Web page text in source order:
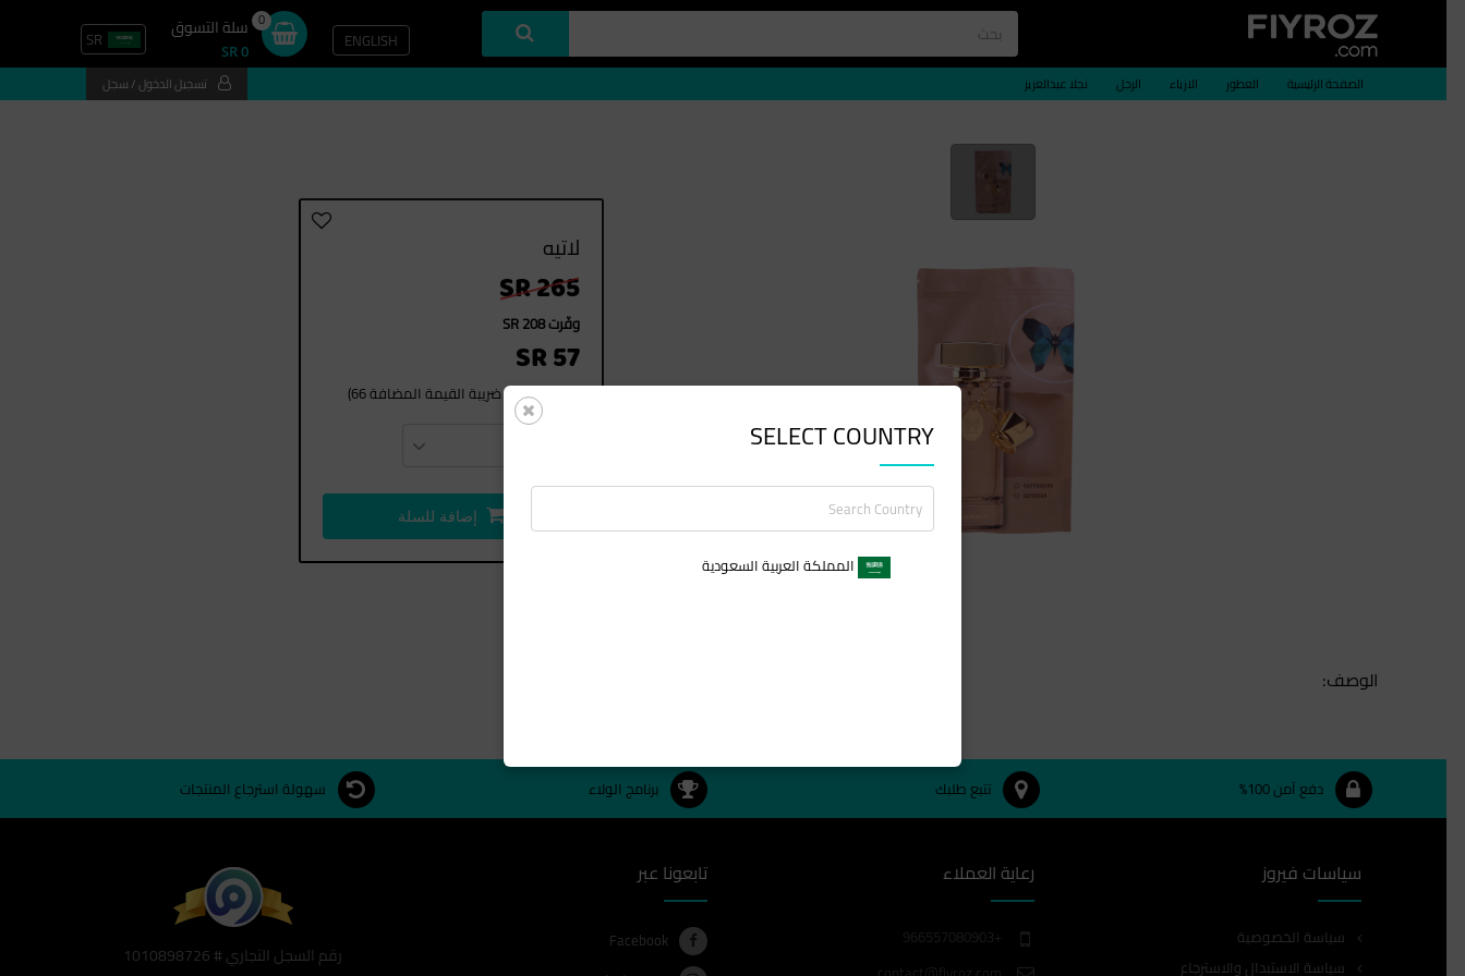
ENGLISH
0 سلة التسوق
SR 0
SR
الصفحة الرئيسية العطور الازياء الرجل نجلا عبدالعزيز تسجيل الدخول / سجل
لاتيه
SR 265
وفّرت SR 208
SR 57
(السعر شامل ضريبة القيمة المضافة 66)
إضافة للسلة
الوصف:
دفع آمن 100% تتبع طلبك برنامج الولاء سهولة استرجاع المنتجات
سياسات فيروز
سياسة الخصوصية
سياسة الاستبدال والاسترجاع
رعاية العملاء
+966557080903
تابعونا عبر
Facebook
رقم السجل التجاري # 1010898726
SELECT COUNTRY
المملكة العربية السعودية